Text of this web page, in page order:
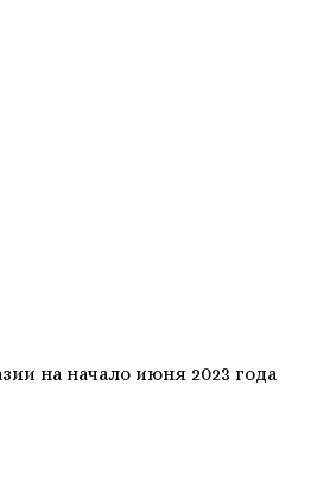
на начало июня 2023 года